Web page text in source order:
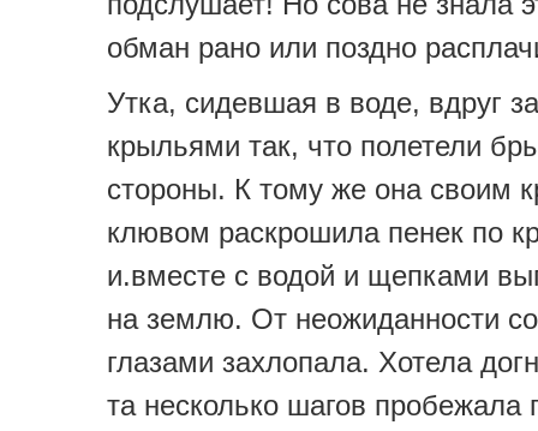
обман рано или поздно
Утка, сидевшая в воде, вдруг
крыльями так, что полетели
стороны. К тому же она своим
клювом раскрошила пенек по
и.вместе с водой и щепками
на землю. От неожиданности
глазами захлопала. Хотела
та несколько шагов пробежала